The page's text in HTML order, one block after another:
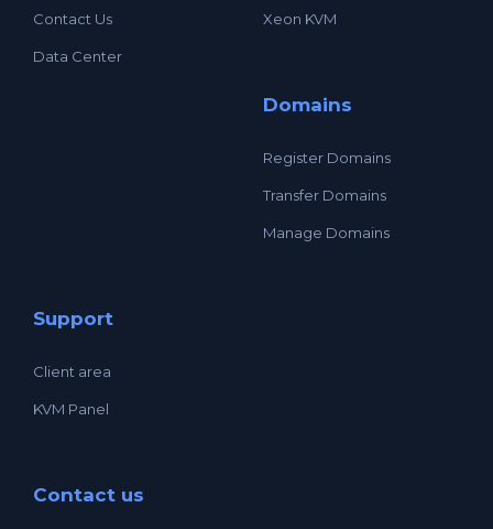
Contact Us
Data Center
Xeon KVM
Domains
Register Domains
Transfer Domains
Manage Domains
Support
Client area
KVM Panel
Contact us